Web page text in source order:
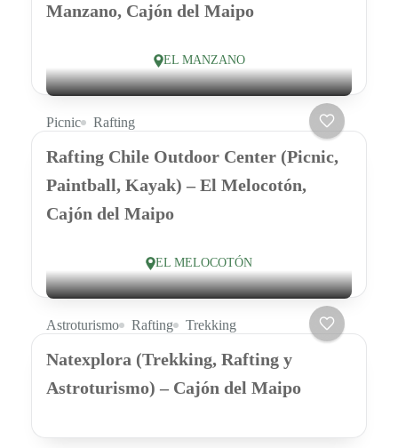
Manzano, Cajón del Maipo
EL MANZANO
Picnic Rafting
Rafting Chile Outdoor Center (Picnic,
Paintball, Kayak) – El Melocotón,
Cajón del Maipo
EL MELOCOTÓN
Astroturismo Rafting Trekking
Natexplora (Trekking, Rafting y
Astroturismo) – Cajón del Maipo